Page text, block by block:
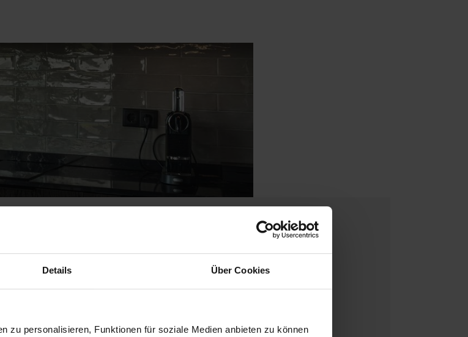
Details Über Cookies
zu personalisieren, Funktionen für soziale Medien anbieten zu können
OAKWOOD